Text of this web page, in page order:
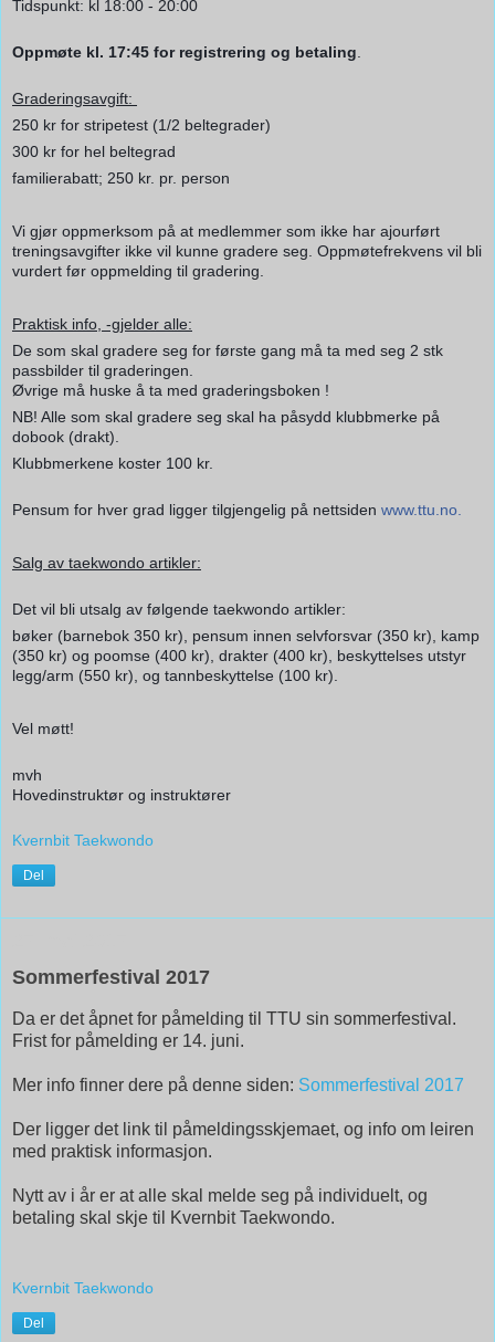
Tidspunkt: kl 18:00 - 20:00
Oppmøte kl. 17:45 for registrering og betaling
Graderingsavgift:
250 kr for stripetest (1/2 beltegrader)
300 kr for hel beltegrad
familierabatt; 250 kr. pr. person
Vi gjør oppmerksom på at medlemmer som ikke har ajourført
treningsavgifter ikke vil kunne gradere seg. Oppmøtefrekvens vil bli
vurdert før oppmelding til gradering.
Praktisk info, -gjelder alle:
De som skal gradere seg for første gang må ta med seg 2 stk
passbilder til graderingen.
Øvrige må huske å ta med graderingsboken !
NB! Alle som skal gradere seg skal ha påsydd klubbmerke på
dobook (drakt).
Klubbmerkene koster 100 kr.
Pensum for hver grad ligger tilgjengelig på nettsiden www.ttu.no.
Salg av taekwondo artikler:
Det vil bli utsalg av følgende taekwondo artikler:
bøker (barnebok 350 kr), pensum innen selvforsvar (350 kr), kamp
(350 kr) og poomse (400 kr), drakter (400 kr), beskyttelses utstyr
legg/arm (550 kr), og tannbeskyttelse (100 kr).
Vel møtt!
mvh
Hovedinstruktør og instruktører
Kvernbit Taekwondo
Del
Sommerfestival 2017
Da er det åpnet for påmelding til TTU sin sommerfestival.
Frist for påmelding er 14. juni.
Mer info finner dere på denne siden: Sommerfestival 2017
Der ligger det link til påmeldingsskjemaet, og info om leiren
med praktisk informasjon.
Nytt av i år er at alle skal melde seg på individuelt, og
betaling skal skje til Kvernbit Taekwondo.
Kvernbit Taekwondo
Del